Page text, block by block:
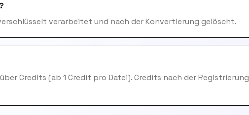
verarbeitet und nach der Konvertierung gelöscht.
Credits (ab 1 Credit pro Datei). Credits nach der Registrierung